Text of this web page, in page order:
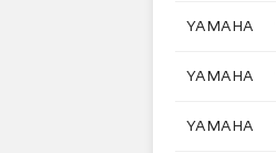
YAMAHA
YAMAHA
YAMAHA